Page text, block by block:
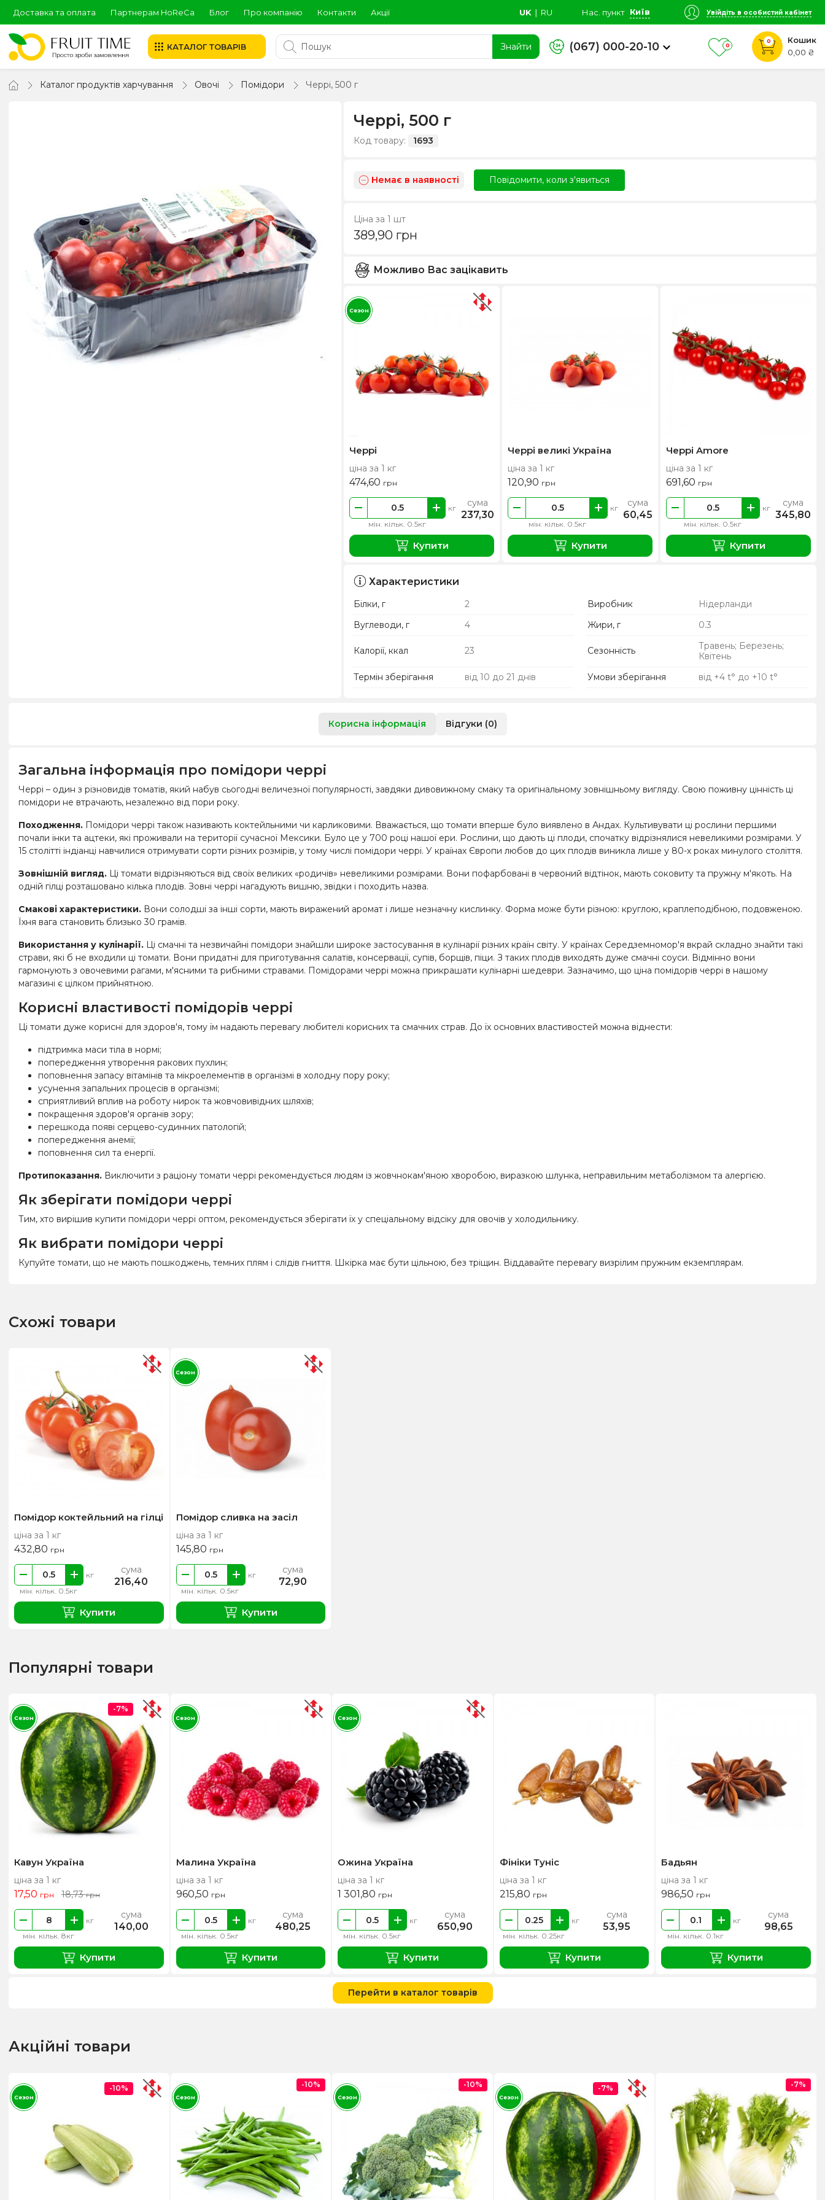
Доставка та оплата Партнерам HoReCa Блог Про компанію Контакти Акції UK ∣ RU Нас. пункт Київ Увійдіть в особистий кабінет
КАТАЛОГ ТОВАРІВ Знайти (067) 000-20-10 0
0
Кошик
0,00 ₴
Каталог продуктів харчування Овочі Помідори Черрі, 500 г
Черрі, 500 г
Код товару: 1693
Немає в наявності Повідомити, коли з'явиться
Ціна за 1 шт
389,90 грн
Можливо Вас зацікавить
Черрі
ціна за 1 кг
474,60 грн
мін. кільк. 0.5кг
кг сума
237,30
Купити
Сезон
Черрі великі Україна
ціна за 1 кг
120,90 грн
мін. кільк. 0.5кг
кг сума
60,45
Купити
Черрі Amore
ціна за 1 кг
691,60 грн
мін. кільк. 0.5кг
кг сума
345,80
Купити
Характеристики
Білки, г 2 Виробник
Нідерланди
Вуглеводи, г
4 Жири, г 0.3
Калорії, ккал 23 Сезонність
Травень; Березень;
Квітень
Термін зберігання
від 10 до 21 днів Умови зберігання від +4 t° до +10 t°
Корисна інформація Відгуки (0)
Загальна інформація про помідори черрі
Черрі – один з різновидів томатів, який набув сьогодні величезної популярності, завдяки дивовижному смаку та оригінальному зовнішньому вигляду. Свою поживну цінність ці
помідори не втрачають, незалежно від пори року.
Походження. Помідори черрі також називають коктейльними чи карликовими. Вважається, що томати вперше було виявлено в Андах. Культивувати ці рослини першими
почали інки та ацтеки, які проживали на території сучасної Мексики. Було це у 700 році нашої ери. Рослини, що дають ці плоди, спочатку відрізнялися невеликими розмірами. У
15 столітті індіанці навчилися отримувати сорти різних розмірів, у тому числі помідори черрі. У країнах Європи любов до цих плодів виникла лише у 80-х роках минулого століття.
Зовнішній вигляд. Ці томати відрізняються від своїх великих «родичів» невеликими розмірами. Вони пофарбовані в червоний відтінок, мають соковиту та пружну м'якоть. На
одній гілці розташовано кілька плодів. Зовні черрі нагадують вишню, звідки і походить назва.
Смакові характеристики. Вони солодші за інші сорти, мають виражений аромат і лише незначну кислинку. Форма може бути різною: круглою, краплеподібною, подовженою.
Їхня вага становить близько 30 грамів.
Використання у кулінарії. Ці смачні та незвичайні помідори знайшли широке застосування в кулінарії різних країн світу. У країнах Середземномор'я вкрай складно знайти такі
страви, які б не входили ці томати. Вони придатні для приготування салатів, консервації, супів, борщів, піци. З таких плодів виходять дуже смачні соуси. Відмінно вони
гармонують з овочевими рагами, м'ясними та рибними стравами. Помідорами черрі можна прикрашати кулінарні шедеври. Зазначимо, що ціна помідорів черрі в нашому
магазині є цілком прийнятною.
Корисні властивості помідорів черрі
Ці томати дуже корисні для здоров'я, тому їм надають перевагу любителі корисних та смачних страв. До їх основних властивостей можна віднести:
підтримка маси тіла в нормі;
попередження утворення ракових пухлин;
поповнення запасу вітамінів та мікроелементів в організмі в холодну пору року;
усунення запальних процесів в організмі;
сприятливий вплив на роботу нирок та жовчовивідних шляхів;
покращення здоров'я органів зору;
перешкода появі серцево-судинних патологій;
попередження анемії;
поповнення сил та енергії.
Протипоказання. Виключити з раціону томати черрі рекомендується людям із жовчнокам'яною хворобою, виразкою шлунка, неправильним метаболізмом та алергією.
Як зберігати помідори черрі
Тим, хто вирішив купити помідори черрі оптом, рекомендується зберігати їх у спеціальному відсіку для овочів у холодильнику.
Як вибрати помідори черрі
Купуйте томати, що не мають пошкоджень, темних плям і слідів гниття. Шкірка має бути цільною, без тріщин. Віддавайте перевагу визрілим пружним екземплярам.
Схожі товари
Помідор коктейльний на гілці
ціна за 1 кг
432,80 грн
мін. кільк. 0.5кг
кг сума
216,40
Купити
Помідор сливка на засіл
ціна за 1 кг
145,80 грн
мін. кільк. 0.5кг
кг сума
72,90
Купити
Сезон
Популярні товари
Кавун Україна
ціна за 1 кг
17,50 грн 18,73грн
мін. кільк. 8кг
кг сума
140,00
Купити
-7%
Сезон
Малина Україна
ціна за 1 кг
960,50 грн
мін. кільк. 0.5кг
кг сума
480,25
Купити
Сезон
Ожина Україна
ціна за 1 кг
1 301,80 грн
мін. кільк. 0.5кг
кг сума
650,90
Купити
Сезон
Фініки Туніс
ціна за 1 кг
215,80 грн
мін. кільк. 0.25кг
кг сума
53,95
Купити
Бадьян
ціна за 1 кг
986,50 грн
мін. кільк. 0.1кг
кг сума
98,65
Купити
Перейти в каталог товарів
Акційні товари
-10%
Сезон
-10%
Сезон
-10%
Сезон
-7%
Сезон
-7%